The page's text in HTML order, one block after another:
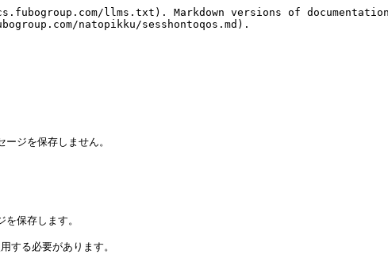
llms.txt). Markdown versions of
natopikku/sesshontoqos.md).
ジを保存しません。
保存します。
する必要があります。